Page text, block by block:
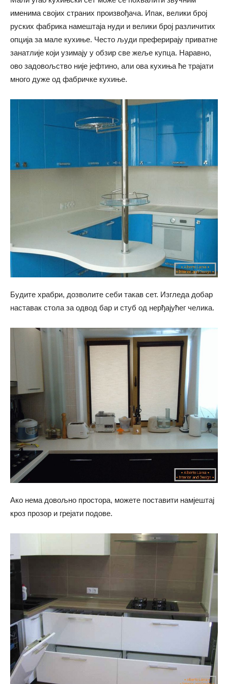
именима својих страних произвођача. Ипак, велики број
руских фабрика намештаја нуди и велики број различитих
опција за мале кухиње. Често људи преферирају приватне
занатлије који узимају у обзир све жеље купца. Наравно,
ово задовољство није јефтино, али ова кухиња ће трајати
много дуже од фабричке кухиње.
Будите храбри, дозволите себи такав сет. Изгледа добар
наставак стола за одвод бар и стуб од нерђајућег челика.
Ако нема довољно простора, можете поставити намјештај
кроз прозор и грејати подове.